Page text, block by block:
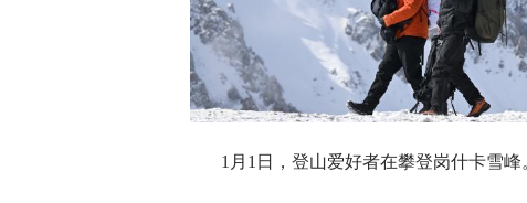
1月1日，登山爱好者在攀登岗什卡雪